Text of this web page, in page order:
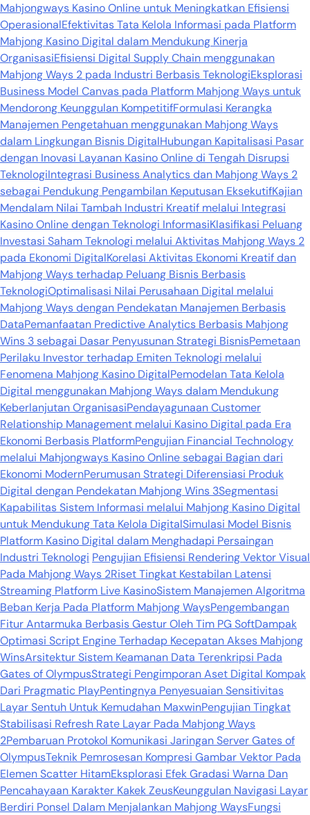
Mahjongways Kasino Online untuk Meningkatkan Efisiensi
OperasionalEfektivitas Tata Kelola Informasi pada Platform
Mahjong Kasino Digital dalam Mendukung Kinerja
OrganisasiEfisiensi Digital Supply Chain menggunakan
Mahjong Ways 2 pada Industri Berbasis TeknologiEksplorasi
Business Model Canvas pada Platform Mahjong Ways untuk
Mendorong Keunggulan KompetitifFormulasi Kerangka
Manajemen Pengetahuan menggunakan Mahjong Ways
dalam Lingkungan Bisnis DigitalHubungan Kapitalisasi Pasar
dengan Inovasi Layanan Kasino Online di Tengah Disrupsi
TeknologiIntegrasi Business Analytics dan Mahjong Ways 2
sebagai Pendukung Pengambilan Keputusan EksekutifKajian
Mendalam Nilai Tambah Industri Kreatif melalui Integrasi
Kasino Online dengan Teknologi InformasiKlasifikasi Peluang
Investasi Saham Teknologi melalui Aktivitas Mahjong Ways 2
pada Ekonomi DigitalKorelasi Aktivitas Ekonomi Kreatif dan
Mahjong Ways terhadap Peluang Bisnis Berbasis
TeknologiOptimalisasi Nilai Perusahaan Digital melalui
Mahjong Ways dengan Pendekatan Manajemen Berbasis
DataPemanfaatan Predictive Analytics Berbasis Mahjong
Wins 3 sebagai Dasar Penyusunan Strategi BisnisPemetaan
Perilaku Investor terhadap Emiten Teknologi melalui
Fenomena Mahjong Kasino DigitalPemodelan Tata Kelola
Digital menggunakan Mahjong Ways dalam Mendukung
Keberlanjutan OrganisasiPendayagunaan Customer
Relationship Management melalui Kasino Digital pada Era
Ekonomi Berbasis PlatformPengujian Financial Technology
melalui Mahjongways Kasino Online sebagai Bagian dari
Ekonomi ModernPerumusan Strategi Diferensiasi Produk
Digital dengan Pendekatan Mahjong Wins 3Segmentasi
Kapabilitas Sistem Informasi melalui Mahjong Kasino Digital
untuk Mendukung Tata Kelola DigitalSimulasi Model Bisnis
Platform Kasino Digital dalam Menghadapi Persaingan
Industri Teknologi Pengujian Efisiensi Rendering Vektor Visual
Pada Mahjong Ways 2Riset Tingkat Kestabilan Latensi
Streaming Platform Live KasinoSistem Manajemen Algoritma
Beban Kerja Pada Platform Mahjong WaysPengembangan
Fitur Antarmuka Berbasis Gestur Oleh Tim PG SoftDampak
Optimasi Script Engine Terhadap Kecepatan Akses Mahjong
WinsArsitektur Sistem Keamanan Data Terenkripsi Pada
Gates of OlympusStrategi Pengimporan Aset Digital Kompak
Dari Pragmatic PlayPentingnya Penyesuaian Sensitivitas
Layar Sentuh Untuk Kemudahan MaxwinPengujian Tingkat
Stabilisasi Refresh Rate Layar Pada Mahjong Ways
2Pembaruan Protokol Komunikasi Jaringan Server Gates of
OlympusTeknik Pemrosesan Kompresi Gambar Vektor Pada
Elemen Scatter HitamEksplorasi Efek Gradasi Warna Dan
Pencahayaan Karakter Kakek ZeusKeunggulan Navigasi Layar
Berdiri Ponsel Dalam Menjalankan Mahjong WaysFungsi